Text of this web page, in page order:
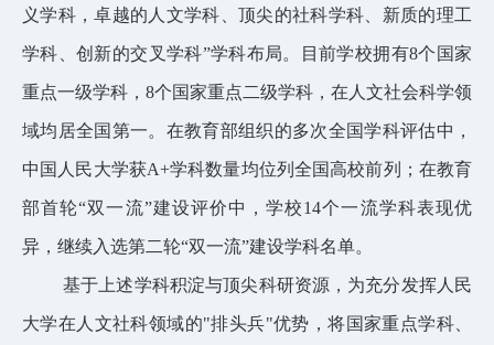
义学科，卓越的人文学科、顶尖的社科学科、新质的理工
学科、创新的交叉学科”学科布局。目前学校拥有8个国家
重点一级学科，8个国家重点二级学科，在人文社会科学领
域均居全国第一。在教育部组织的多次全国学科评估中，
中国人民大学获A+学科数量均位列全国高校前列；在教育
部首轮“双一流”建设评价中，学校14个一流学科表现优
异，继续入选第二轮“双一流”建设学科名单。
基于上述学科积淀与顶尖科研资源，为充分发挥人民
大学在人文社科领域的"排头兵"优势，将国家重点学科、